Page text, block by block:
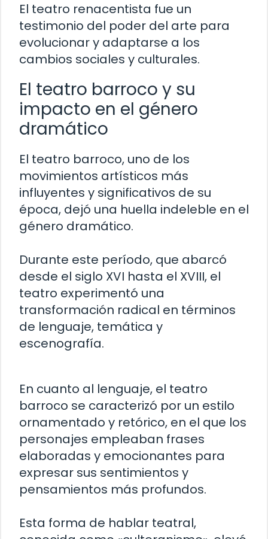
El teatro renacentista fue un
testimonio del poder del arte para
evolucionar y adaptarse a los
cambios sociales y culturales.
El teatro barroco y su
impacto en el género
dramático
El teatro barroco, uno de los
movimientos artísticos más
influyentes y significativos de su
época, dejó una huella indeleble en el
género dramático.
Durante este período, que abarcó
desde el siglo XVI hasta el XVIII, el
teatro experimentó una
transformación radical en términos
de lenguaje, temática y
escenografía.
En cuanto al lenguaje, el teatro
barroco se caracterizó por un estilo
ornamentado y retórico, en el que los
personajes empleaban frases
elaboradas y emocionantes para
expresar sus sentimientos y
pensamientos más profundos.
Esta forma de hablar teatral,